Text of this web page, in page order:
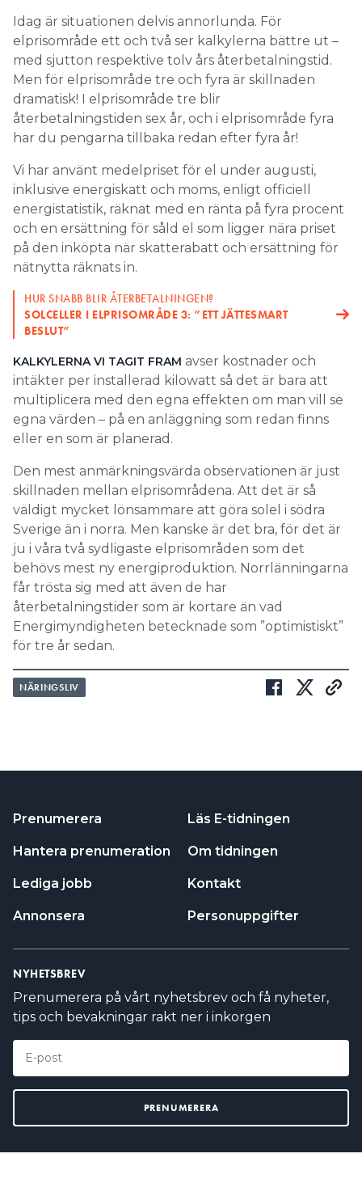
Idag är situationen delvis annorlunda. För
elprisområde ett och två ser kalkylerna bättre ut –
med sjutton respektive tolv års återbetalningstid.
Men för elprisområde tre och fyra är skillnaden
dramatisk! I elprisområde tre blir
återbetalningstiden sex år, och i elprisområde fyra
har du pengarna tillbaka redan efter fyra år!
Vi har använt medelpriset för el under augusti,
inklusive energiskatt och moms, enligt officiell
energistatistik, räknat med en ränta på fyra procent
och en ersättning för såld el som ligger nära priset
på den inköpta när skatterabatt och ersättning för
nätnytta räknats in.
HUR SNABB BLIR ÅTERBETALNINGEN?
SOLCELLER I ELPRISOMRÅDE 3: ”ETT JÄTTESMART
BESLUT”
KALKYLERNA VI TAGIT FRAM avser kostnader och
intäkter per installerad kilowatt så det är bara att
multiplicera med den egna effekten om man vill se
egna värden – på en anläggning som redan finns
eller en som är planerad.
Den mest anmärkningsvärda observationen är just
skillnaden mellan elprisområdena. Att det är så
väldigt mycket lönsammare att göra solel i södra
Sverige än i norra. Men kanske är det bra, för det är
ju i våra två sydligaste elprisområden som det
behövs mest ny energiproduktion. Norrlänningarna
får trösta sig med att även de har
återbetalningstider som är kortare än vad
Energimyndigheten betecknade som ”optimistiskt”
för tre år sedan.
NÄRINGSLIV
Prenumerera
Hantera prenumeration
Lediga jobb
Annonsera
Läs E-tidningen
Om tidningen
Kontakt
Personuppgifter
NYHETSBREV
Prenumerera på vårt nyhetsbrev och få nyheter,
tips och bevakningar rakt ner i inkorgen